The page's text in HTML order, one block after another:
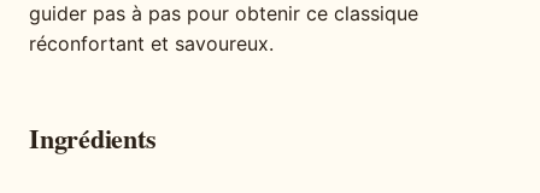
guider pas à pas pour obtenir ce classique
réconfortant et savoureux.
Ingrédients